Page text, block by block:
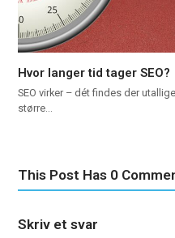
Hvor langer tid tager SEO?
SEO virker – dét findes der
større…
This Post Has 0
Skriv et svar